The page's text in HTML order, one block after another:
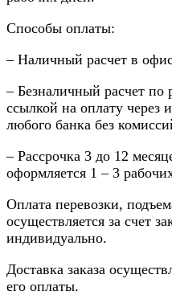
Способы оплаты:
– Наличный расчет в
– Безналичный расчет по
ссылкой на оплату через
любого банка без
– Рассрочка 3 до 12
оформляется 1 – 3
Оплата перевозки,
осуществляется за счет
индивидуально.
Доставка заказа
его оплаты.